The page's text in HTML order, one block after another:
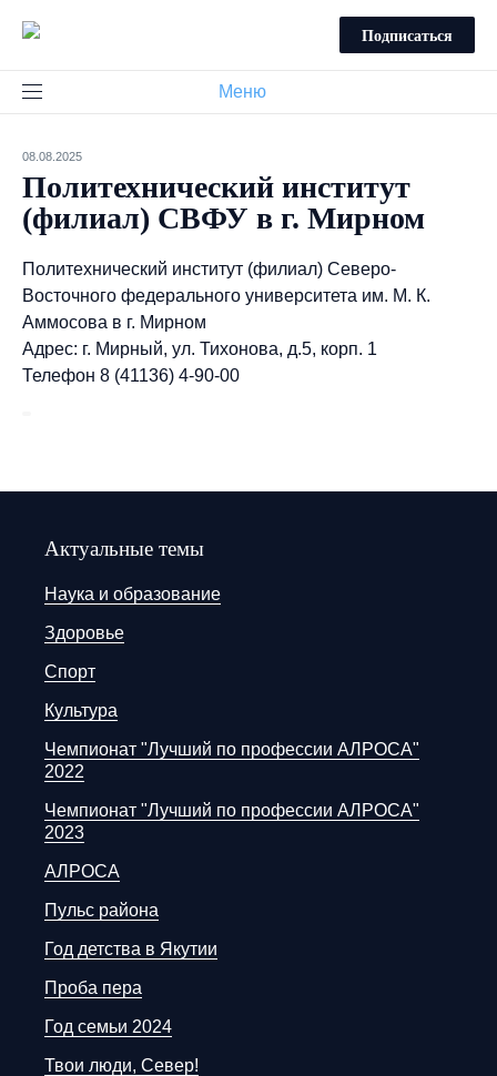
Подписаться
Меню
08.08.2025
Политехнический институт
(филиал) СВФУ в г. Мирном
Политехнический институт (филиал) Северо-
Восточного федерального университета им. М. К.
Аммосова в г. Мирном
Адрес: г. Мирный, ул. Тихонова, д.5, корп. 1
Телефон 8 (41136) 4-90-00
Актуальные темы
Наука и образование
Здоровье
Спорт
Культура
Чемпионат "Лучший по профессии АЛРОСА"
2022
Чемпионат "Лучший по профессии АЛРОСА"
2023
АЛРОСА
Пульс района
Год детства в Якутии
Проба пера
Год семьи 2024
Твои люди, Север!